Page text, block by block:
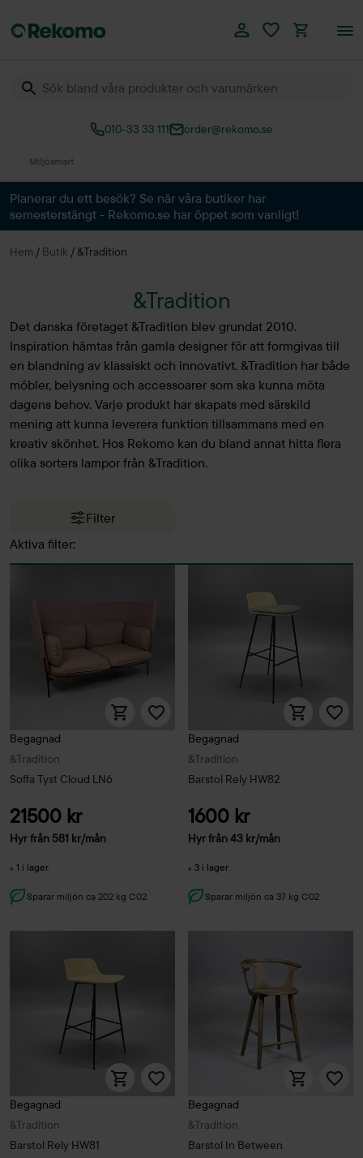
010-33 33 111 order@rekomo.se
Planerar du ett besök? Se när våra butiker har
semesterstängt - Rekomo.se har öppet som vanligt!
Hem / Butik / &Tradition
&Tradition
Det danska företaget &Tradition blev grundat 2010.
Inspiration hämtas från gamla designer för att formgivas till
en blandning av klassiskt och innovativt. &Tradition har både
möbler, belysning och accessoarer som ska kunna möta
dagens behov. Varje produkt har skapats med särskild
mening att kunna leverera funktion tillsammans med en
kreativ skönhet. Hos Rekomo kan du bland annat hitta flera
olika sorters lampor från &Tradition.
Filter
Aktiva filter:
&Tradition
Begagnad
Soffa Tyst Cloud LN6
21500 kr
Hyr från 581 kr/mån
1 i lager
Sparar miljön ca 202 kg C02
&Tradition
Begagnad
Barstol Rely HW82
1600 kr
Hyr från43 kr/mån
3 i lager
Sparar miljön ca 37 kg C02
&Tradition
Begagnad
Barstol Rely HW81
&Tradition
Begagnad
Barstol In Between